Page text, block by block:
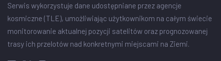
Serwis wykorzystuje dane udostępniane przez agencje
kosmiczne (TLE), umożliwiając użytkownikom na całym świecie
monitorowanie aktualnej pozycji satelitów oraz prognozowanej
trasy ich przelotów nad konkretnymi miejscami na Ziemi.